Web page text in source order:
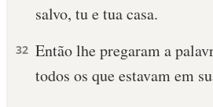
salvo, tu e tua casa.
32 Então lhe pregaram a
todos os que estavam em